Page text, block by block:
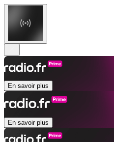
En savoir plus
En savoir plus